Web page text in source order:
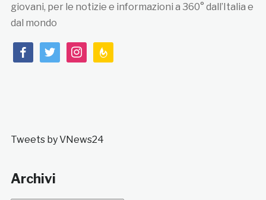
giovani, per le notizie e informazioni a 360° dall’Italia e
dal mondo
facebooktwitterinstagramfeedburner
Tweets by VNews24
Archivi